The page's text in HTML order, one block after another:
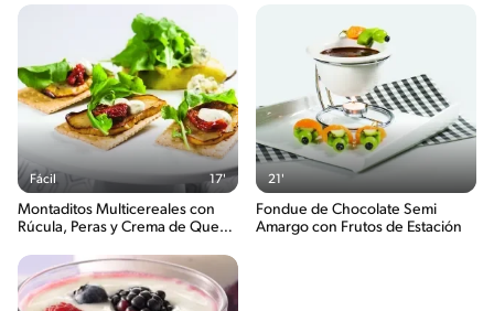
Fácil 17'
Montaditos Multicereales con
Rúcula, Peras y Crema de Queso
21'
Fondue de Chocolate Semi
Amargo con Frutos de Estación